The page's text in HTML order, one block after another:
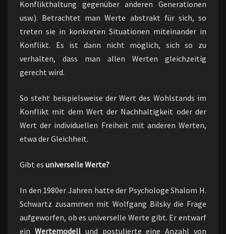
Konflikthaltung gegenüber anderen Generationen
usw.). Betrachtet man Werte abstrakt für sich, so
treten sie in konkreten Situationen miteinander in
Konflikt. Es ist dann nicht möglich, sich so zu
verhalten, dass man allen Werten gleichzeitig
gerecht wird.
So steht beispielsweise der Wert des Wohlstands im
Konflikt mit dem Wert der Nachhaltigkeit oder der
Wert der individuellen Freiheit mit anderen Werten,
etwa der Gleichheit.
Gibt es universelle Werte?
In den 1980er Jahren hatte der Psychologe Shalom H.
Schwartz zusammen mit Wolfgang Bilsky die Frage
aufgeworfen, ob es universelle Werte gibt. Er entwarf
ein Wertemodellund postulierte eine Anzahl von